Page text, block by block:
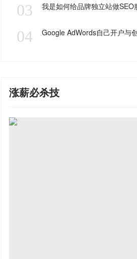
03 我是如何给品牌独立站做SEO
04 Google AdWords自己开户与
涨薪必杀技